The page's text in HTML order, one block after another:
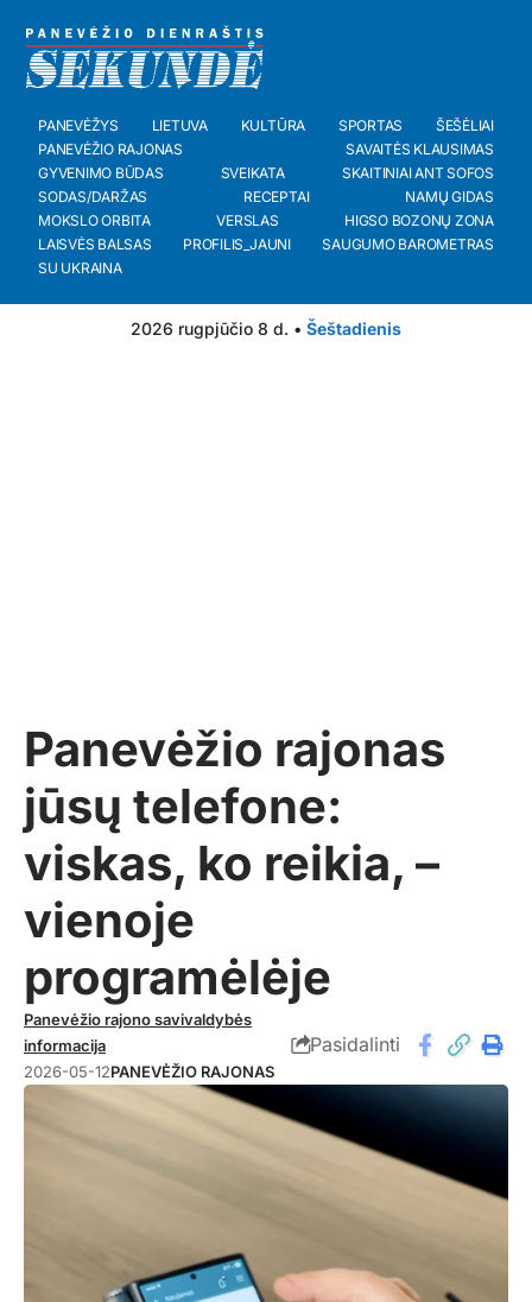
PANEVĖŽYS LIETUVA KULTŪRA SPORTAS
ŠEŠĖLIAI
PANEVĖŽIO RAJONAS
SAVAITĖS KLAUSIMAS
GYVENIMO BŪDAS
SVEIKATA
SKAITINIAI ANT SOFOS
SODAS/DARŽAS
RECEPTAI
NAMŲ GIDAS
MOKSLO ORBITA
VERSLAS
HIGSO BOZONŲ ZONA
LAISVĖS BALSAS
PROFILIS_JAUNI
SAUGUMO BAROMETRAS
SU UKRAINA
2026 rugpjūčio 8 d. • Šeštadienis
Panevėžio rajonas
jūsų telefone:
viskas, ko reikia, –
vienoje
programėlėje
Panevėžio rajono savivaldybės
informacija
2026-05-12PANEVĖŽIO RAJONAS
Pasidalinti